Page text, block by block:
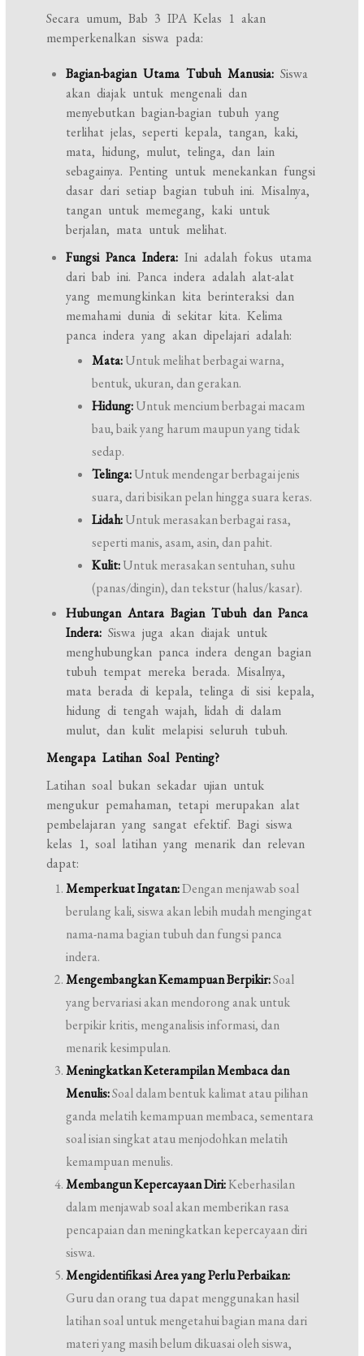
Secara umum, Bab 3 IPA Kelas 1 akan
memperkenalkan siswa pada:
Bagian-bagian Utama Tubuh Manusia: Siswa
akan diajak untuk mengenali dan
menyebutkan bagian-bagian tubuh yang
terlihat jelas, seperti kepala, tangan, kaki,
mata, hidung, mulut, telinga, dan lain
sebagainya. Penting untuk menekankan fungsi
dasar dari setiap bagian tubuh ini. Misalnya,
tangan untuk memegang, kaki untuk
berjalan, mata untuk melihat.
Fungsi Panca Indera: Ini adalah fokus utama
dari bab ini. Panca indera adalah alat-alat
yang memungkinkan kita berinteraksi dan
memahami dunia di sekitar kita. Kelima
panca indera yang akan dipelajari adalah:
Mata:Untuk melihat berbagai warna,
bentuk, ukuran, dan gerakan.
Hidung:Untuk mencium berbagai macam
bau, baik yang harum maupun yang tidak
sedap.
Telinga:Untuk mendengar berbagai jenis
suara, dari bisikan pelan hingga suara keras.
Lidah:Untuk merasakan berbagai rasa,
seperti manis, asam, asin, dan pahit.
Kulit:Untuk merasakan sentuhan, suhu
(panas/dingin), dan tekstur (halus/kasar).
Hubungan Antara Bagian Tubuh dan Panca
Indera: Siswa juga akan diajak untuk
menghubungkan panca indera dengan bagian
tubuh tempat mereka berada. Misalnya,
mata berada di kepala, telinga di sisi kepala,
hidung di tengah wajah, lidah di dalam
mulut, dan kulit melapisi seluruh tubuh.
Mengapa Latihan Soal Penting?
Latihan soal bukan sekadar ujian untuk
mengukur pemahaman, tetapi merupakan alat
pembelajaran yang sangat efektif. Bagi siswa
kelas 1, soal latihan yang menarik dan relevan
dapat:
Memperkuat Ingatan:Dengan menjawab soal
berulang kali, siswa akan lebih mudah mengingat
nama-nama bagian tubuh dan fungsi panca
indera.
Mengembangkan Kemampuan Berpikir:Soal
yang bervariasi akan mendorong anak untuk
berpikir kritis, menganalisis informasi, dan
menarik kesimpulan.
Meningkatkan Keterampilan Membaca dan
Menulis:Soal dalam bentuk kalimat atau pilihan
ganda melatih kemampuan membaca, sementara
soal isian singkat atau menjodohkan melatih
kemampuan menulis.
Membangun Kepercayaan Diri:Keberhasilan
dalam menjawab soal akan memberikan rasa
pencapaian dan meningkatkan kepercayaan diri
siswa.
Mengidentifikasi Area yang Perlu Perbaikan:
Guru dan orang tua dapat menggunakan hasil
latihan soal untuk mengetahui bagian mana dari
materi yang masih belum dikuasai oleh siswa,